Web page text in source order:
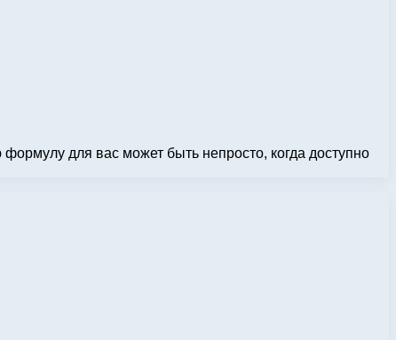
для вас может быть непросто, когда доступно